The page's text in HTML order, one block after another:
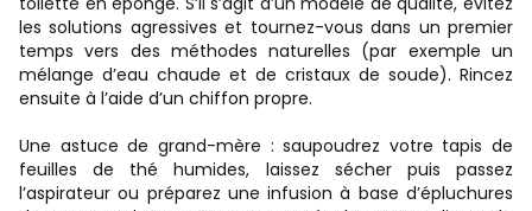
les solutions agressives et tournez-vous dans un premier
temps vers des méthodes naturelles (par exemple un
mélange d’eau chaude et de cristaux de soude). Rincez
ensuite à l’aide d’un chiffon propre.
Une astuce de grand-mère : saupoudrez votre tapis de
feuilles de thé humides, laissez sécher puis passez
l’aspirateur ou préparez une infusion à base d’épluchures